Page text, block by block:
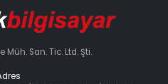
San. Tic. Ltd. Şti.